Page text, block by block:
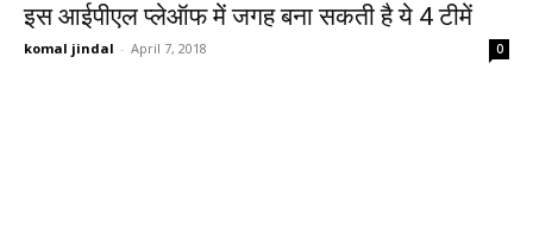
इस आईपीएल प्लेऑफ में जगह बना सकती है ये 4 टीमें
komal jindal - April 7, 2018 0